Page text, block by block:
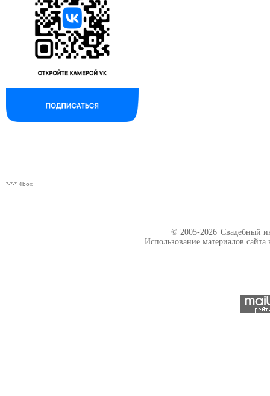
--------------------------
*-*-* 4box
© 2005-2026 Свадебный
Использование материалов